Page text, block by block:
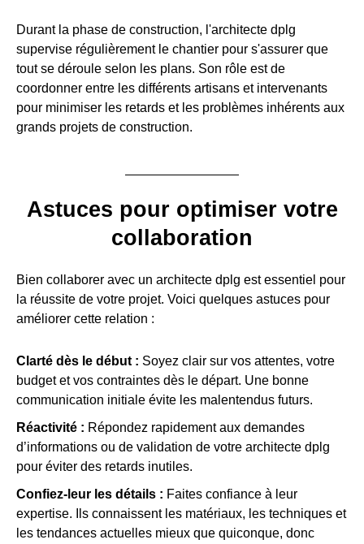
Durant la phase de construction, l'architecte dplg
supervise régulièrement le chantier pour s'assurer que
tout se déroule selon les plans. Son rôle est de
coordonner entre les différents artisans et intervenants
pour minimiser les retards et les problèmes inhérents aux
grands projets de construction.
Astuces pour optimiser votre
collaboration
Bien collaborer avec un architecte dplg est essentiel pour
la réussite de votre projet. Voici quelques astuces pour
améliorer cette relation :
Clarté dès le début : Soyez clair sur vos attentes, votre
budget et vos contraintes dès le départ. Une bonne
communication initiale évite les malentendus futurs.
Réactivité : Répondez rapidement aux demandes
d’informations ou de validation de votre architecte dplg
pour éviter des retards inutiles.
Confiez-leur les détails : Faites confiance à leur
expertise. Ils connaissent les matériaux, les techniques et
les tendances actuelles mieux que quiconque, donc